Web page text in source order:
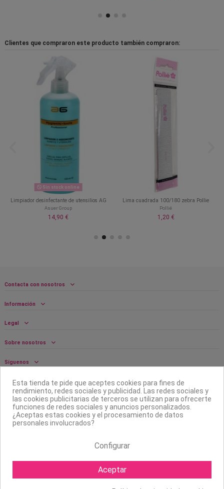
Clientes que compraron este producto también compraron:
Sin stock online
Limpiador desinfectante de utensilios AG
Asuer Group
14,90 €
Lima cuadrada 100/180 zebra Pollie
Pollié
1,20 €
Contacta con nosotros
Información
Legal
Sobre nosotros
Síguenos
Boletín
Esta tienda te pide que aceptes cookies para fines de
rendimiento, redes sociales y publicidad. Las redes sociales y
las cookies publicitarias de terceros se utilizan para ofrecerte
funciones de redes sociales y anuncios personalizados.
¿Aceptas estas cookies y el procesamiento de datos
personales involucrados?
Configurar
Aceptar